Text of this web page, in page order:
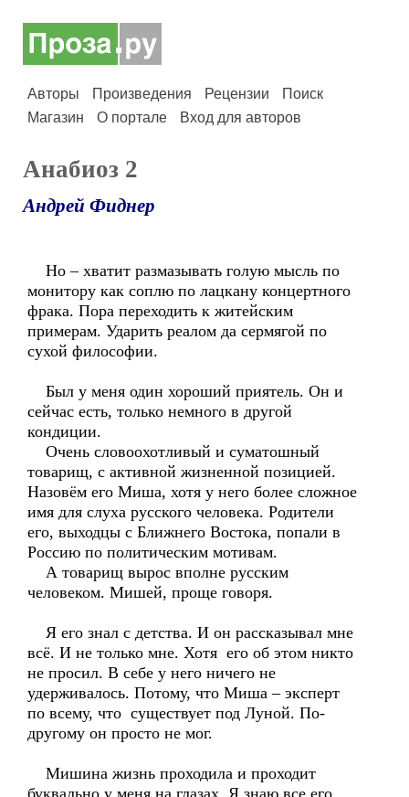
Авторы Произведения Рецензии
Поиск
Магазин
О портале Вход для авторов
Анабиоз 2
Андрей Фиднер
Но – хватит размазывать голую мысль по
монитору как соплю по лацкану концертного
фрака. Пора переходить к житейским
примерам. Ударить реалом да сермягой по
сухой философии.
Был у меня один хороший приятель. Он и
сейчас есть, только немного в другой
кондиции.
Очень словоохотливый и суматошный
товарищ, с активной жизненной позицией.
Назовём его Миша, хотя у него более сложное
имя для слуха русского человека. Родители
его, выходцы с Ближнего Востока, попали в
Россию по политическим мотивам.
А товарищ вырос вполне русским
человеком. Мишей, проще говоря.
Я его знал с детства. И он рассказывал мне
всё. И не только мне. Хотя его об этом никто
не просил. В себе у него ничего не
удерживалось. Потому, что Миша – эксперт
по всему, что существует под Луной. По-
другому он просто не мог.
Мишина жизнь проходила и проходит
буквально у меня на глазах. Я знаю все его